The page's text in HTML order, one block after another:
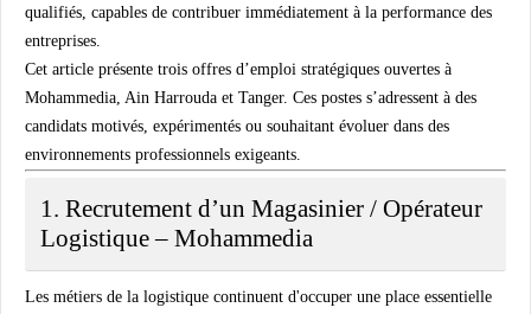
qualifiés, capables de contribuer immédiatement à la performance des
entreprises.
Cet article présente trois offres d’emploi stratégiques ouvertes à
Mohammedia, Ain Harrouda et Tanger. Ces postes s’adressent à des
candidats motivés, expérimentés ou souhaitant évoluer dans des
environnements professionnels exigeants.
1. Recrutement d’un Magasinier / Opérateur
Logistique – Mohammedia
Les métiers de la logistique continuent d'occuper une place essentielle